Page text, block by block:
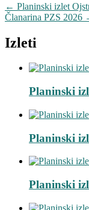
← Planinski izlet
Članarina PZS 2026
Izleti
Planinski
Planinski
Planinski